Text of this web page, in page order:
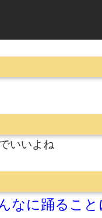
いいよね
なに踊るこ